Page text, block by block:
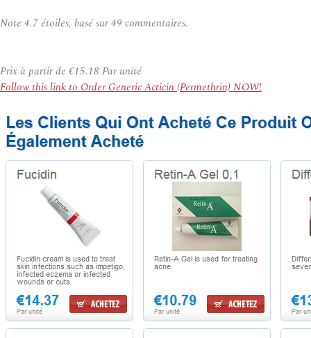
Note 4.7étoiles, basé sur49 commentaires.
Prix à partir de €15.18 Par unité
Follow this link to Order Generic Acticin (Permethrin) NOW!